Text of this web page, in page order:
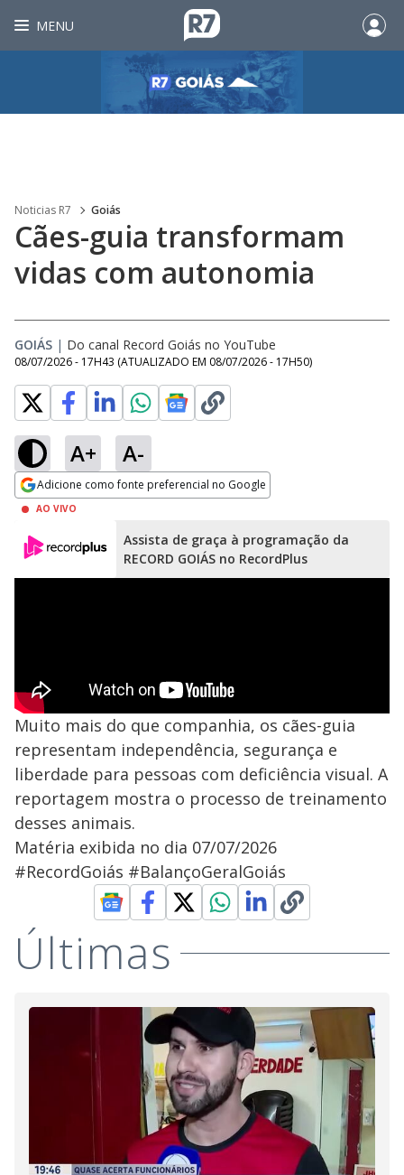
MENU
Noticias R7 Goiás
Cães-guia transformam
vidas com autonomia
GOIÁS | Do canal Record Goiás no YouTube
08/07/2026 - 17H43 (ATUALIZADO EM 08/07/2026 - 17H50)
A+ A-
Adicione como fonte preferencial no Google
Opens in new window
AO VIVO
Assista de graça à programação da
RECORD GOIÁS no RecordPlus
Muito mais do que companhia, os cães-guia
representam independência, segurança e
liberdade para pessoas com deficiência visual. A
reportagem mostra o processo de treinamento
desses animais.
Matéria exibida no dia 07/07/2026
#RecordGoiás #BalançoGeralGoiás
Últimas